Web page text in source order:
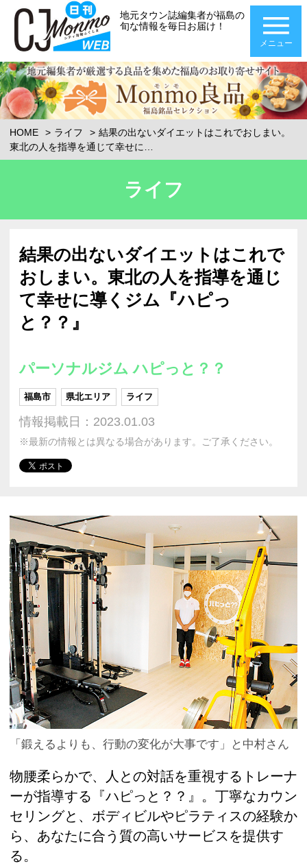
地元タウン誌編集者が福島の
旬な情報を毎日お届け！
メニュー
HOME ライフ
結果の出ないダイエットはこれでおしまい。
東北の人を指導を通じて幸せに…
ライフ
結果の出ないダイエットはこれで
おしまい。東北の人を指導を通じ
て幸せに導くジム『ハピっ
と？？』
パーソナルジム ハピっと？？
福島市 県北エリア ライフ
情報掲載日：2023.01.03
※最新の情報とは異なる場合があります。ご了承ください。
「鍛えるよりも、行動の変化が大事です」と中村さん
物腰柔らかで、人との対話を重視するトレーナ
ーが指導する『ハピっと？？』。丁寧なカウン
セリングと、ボディビルやピラティスの経験か
ら、あなたに合う質の高いサービスを提供す
る。